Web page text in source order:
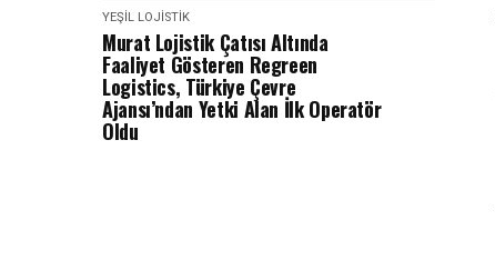
YEŞIL LOJISTIK
Murat Lojistik Çatısı Altında
Faaliyet Gösteren Regreen
Logistics, Türkiye Çevre
Ajansı’ndan Yetki Alan İlk Operatör
Oldu